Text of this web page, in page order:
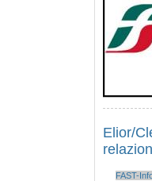
Elior/
FAST-